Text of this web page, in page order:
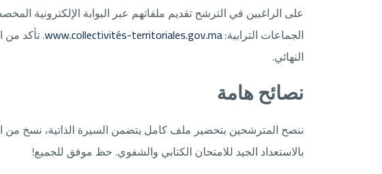
على الراغبين في الترشح تقديم ملفاتهم عبر البوابة الإلكترونية
الجماعات الترابية:www.collectivités-territoriales.gov.ma. تأكد من
النهائي.
نصائح هامة
ننصح المترشحين بتحضير ملف كامل يتضمن السيرة الذاتية، نسخ من
بالاستعداد الجيد للامتحان الكتابي والشفوي. حظ موفق للجميع!